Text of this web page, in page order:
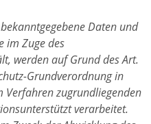
Daten und
im Zuge des
werden auf Grund des Art.
Grundverordnung in
Verfahren zugrundliegenden
verarbeitet.